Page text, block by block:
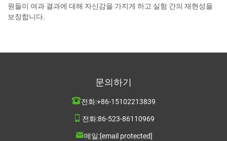
원들이 여과 결과에 대해 자신감을 가지게 하고 실험 간의 재현성을
보장합니다.
문의하기
전화:+86-15102213839
전화:86-523-86110969
메일:[email protected]